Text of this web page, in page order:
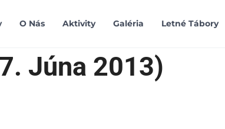
O Nás Aktivity Galéria Letné Tábory
Júna 2013)